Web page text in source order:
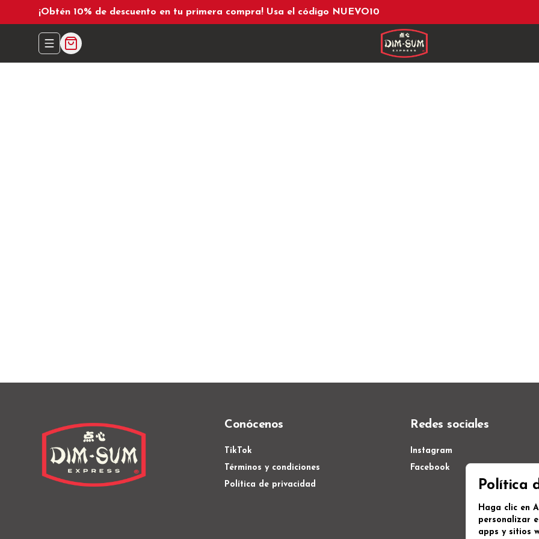
¡Obtén 10% de descuento en tu primera compra! Usa el código NUEVO10
Abrir menu de navegación
Conócenos
TikTok
Términos y condiciones
Política de privacidad
Redes sociales
Instagram
Facebook
Política
Haga clic en
personalizar
apps y sitios